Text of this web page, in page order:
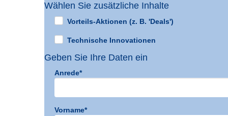
Wählen Sie zusätzliche Inhalte
Vorteils-Aktionen (z. B. 'Deals')
Technische Innovationen
Geben Sie Ihre Daten ein
Anrede*
Vorname*